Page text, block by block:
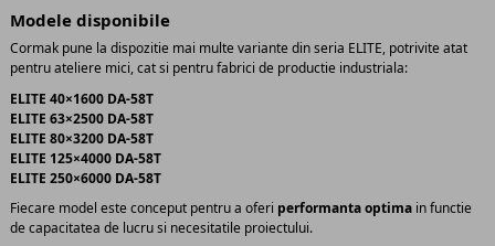
Modele disponibile
Cormak pune la dispozitie mai multe variante din seria ELITE, potrivite atat
pentru ateliere mici, cat si pentru fabrici de productie industriala:
ELITE 40×1600 DA-58T
ELITE 63×2500 DA-58T
ELITE 80×3200 DA-58T
ELITE 125×4000 DA-58T
ELITE 250×6000 DA-58T
Fiecare model este conceput pentru a oferi performanta optima in functie
de capacitatea de lucru si necesitatile proiectului.